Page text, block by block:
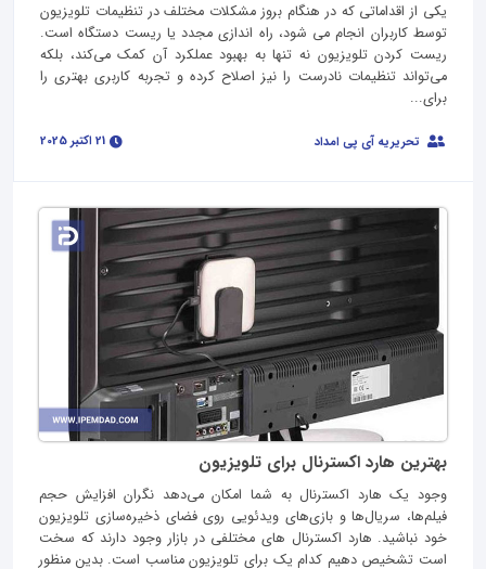
یکی از اقداماتی که در هنگام بروز مشکلات مختلف در تنظیمات تلویزیون
توسط کاربران انجام می شود، راه اندازی مجدد یا ریست دستگاه است.
ریست کردن تلویزیون نه تنها به بهبود عملکرد آن کمک می‌کند، بلکه
می‌تواند تنظیمات نادرست را نیز اصلاح کرده و تجربه کاربری بهتری را
برای...
تحریریه آی پی امداد
بهترین هارد اکسترنال برای تلویزیون
وجود یک هارد اکسترنال به شما امکان می‌دهد نگران افزایش حجم
فیلم‌ها، سریال‌ها و بازی‌های ویدئویی روی فضای ذخیره‌سازی تلویزیون
خود نباشید. هارد اکسترنال های مختلفی در بازار وجود دارند که سخت
است تشخیص دهیم کدام یک برای تلویزیون مناسب است. بدین منظور